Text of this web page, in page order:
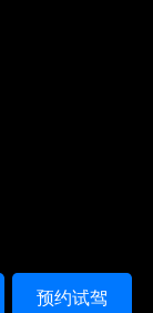
预约试驾